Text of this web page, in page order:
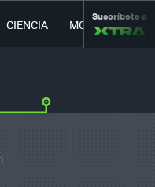
CIENCIA MOVILIDAD
Suscríbete a